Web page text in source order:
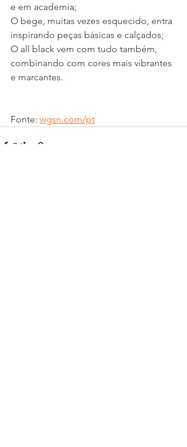
e em academia;
O bege, muitas vezes esquecido, entra
inspirando peças básicas e calçados;
O all black vem com tudo também,
combinando com cores mais vibrantes
e marcantes.
Fonte: wgsn.com/pt